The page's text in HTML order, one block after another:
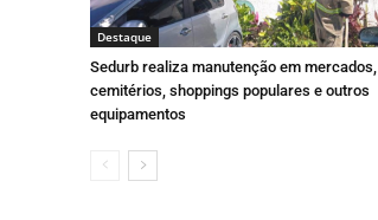
Destaque
Sedurb realiza manutenção em mercados,
cemitérios, shoppings populares e outros
equipamentos